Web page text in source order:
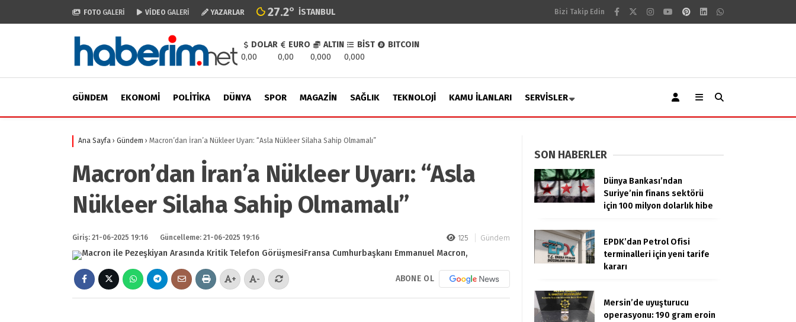
FOTO GALERİ VİDEO GALERİ YAZARLAR 27.2° İSTANBUL Bizi Takip Edin
DOLAR
0,00
EURO
0,00
ALTIN
0,000
BİST
0,000
BITCOIN
GÜNDEM EKONOMI POLITIKA DÜNYA SPOR MAGAZIN SAĞLIK TEKNOLOJI KAMU İLANLARI SERVISLER
Ana Sayfa › Gündem › Macron’dan İran’a Nükleer Uyarı: “Asla Nükleer Silaha Sahip Olmamalı”
Macron’dan İran’a Nükleer Uyarı: “Asla
Nükleer Silaha Sahip Olmamalı”
Giriş: 21-06-2025 19:16 Güncelleme: 21-06-2025 19:16 125 Gündem
+ - ABONE OL
SON HABERLER
Dünya Bankası’ndan
Suriye’nin finans sektörü
için 100 milyon dolarlık hibe
EPDK’dan Petrol Ofisi
terminalleri için yeni tarife
kararı
Mersin’de uyuşturucu
operasyonu: 190 gram eroin